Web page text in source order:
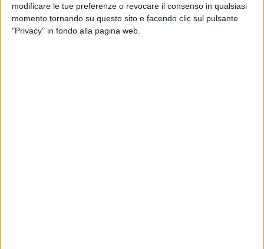
modificare le tue preferenze o revocare il consenso in qualsiasi
momento tornando su questo sito e facendo clic sul pulsante
"Privacy" in fondo alla pagina web.